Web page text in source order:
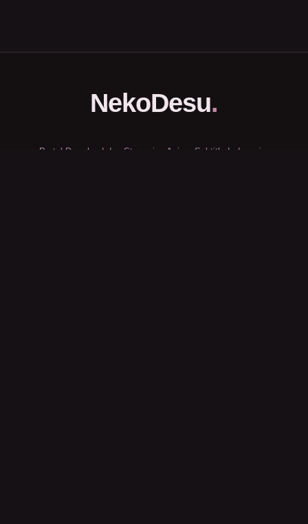
NekoDesu.
Portal Download dan Streaming Anime Subtitle Indonesia.